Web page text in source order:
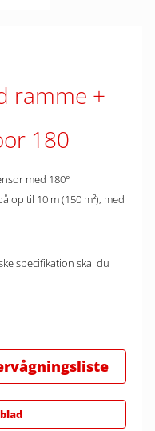
ramme
180
med 180°
op til 10 m (150 m²), med
specifikation skal du